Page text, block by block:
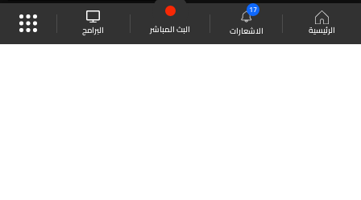
الرئيسية الاشعارات
17
البث المباشر البرامج
موقع البرامج الجدول البث المباشر